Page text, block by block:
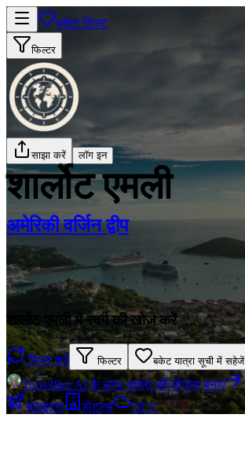
बकेट लिस्ट
फिल्टर
साझा करें लॉग इन
शार्लोट एमली
अमेरिकी वर्जिन द्वीप
शार्लोट एमली में स्वर्ग की खोज करें
स्पिन करें फिल्टर बकेट यात्रा सूची में सहेजें
TravelBot AI के साथ यात्रा की योजना बनाएं
फ्लाइट्स
होटल्स 28°C